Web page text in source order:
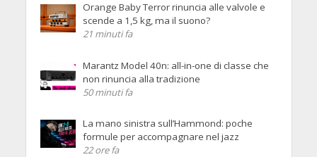
Orange Baby Terror rinuncia alle valvole e
scende a 1,5 kg, ma il suono?
21 minuti fa
Marantz Model 40n: all-in-one di classe che
non rinuncia alla tradizione
50 minuti fa
La mano sinistra sull’Hammond: poche
formule per accompagnare nel jazz
22 ore fa